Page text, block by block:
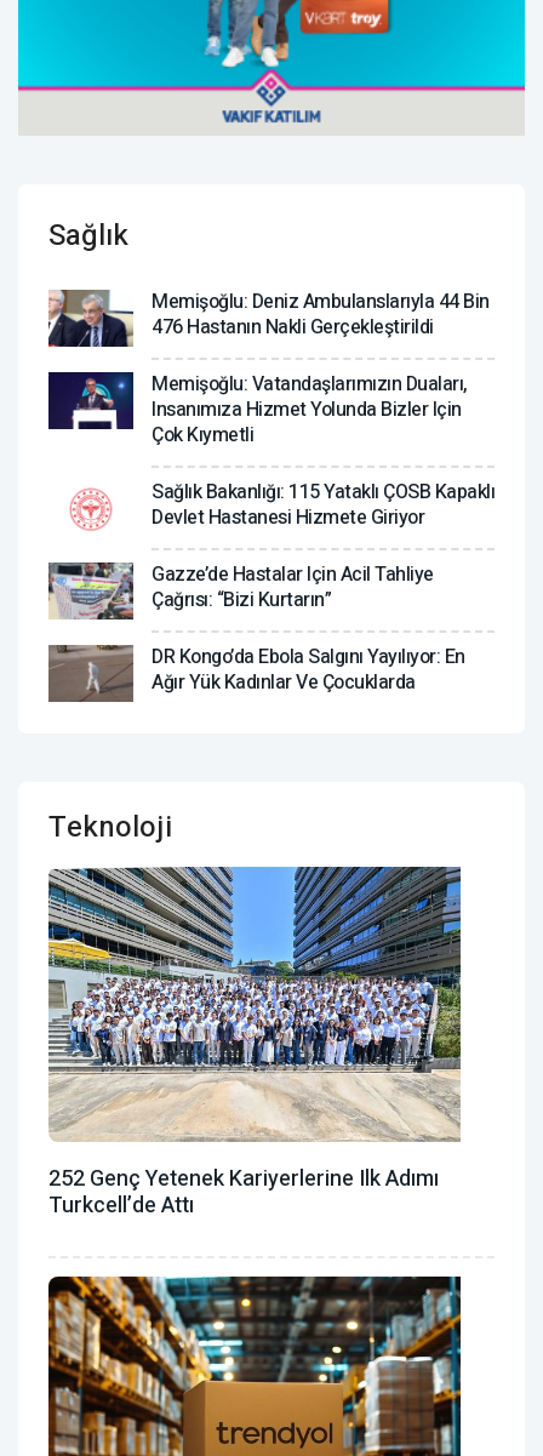
Sağlık
Memişoğlu: Deniz Ambulanslarıyla 44 Bin
476 Hastanın Nakli Gerçekleştirildi
Memişoğlu: Vatandaşlarımızın Duaları,
Insanımıza Hizmet Yolunda Bizler Için
Çok Kıymetli
Sağlık Bakanlığı: 115 Yataklı ÇOSB Kapaklı
Devlet Hastanesi Hizmete Giriyor
Gazze’de Hastalar Için Acil Tahliye
Çağrısı: “Bizi Kurtarın”
DR Kongo’da Ebola Salgını Yayılıyor: En
Ağır Yük Kadınlar Ve Çocuklarda
Teknoloji
252 Genç Yetenek Kariyerlerine Ilk Adımı
Turkcell’de Attı